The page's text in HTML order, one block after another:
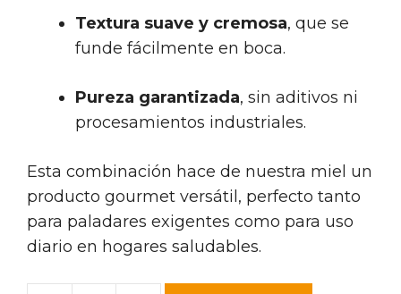
Textura suave y cremosa, que se
funde fácilmente en boca.
Pureza garantizada, sin aditivos ni
procesamientos industriales.
Esta combinación hace de nuestra miel un
producto gourmet versátil, perfecto tanto
para paladares exigentes como para uso
diario en hogares saludables.